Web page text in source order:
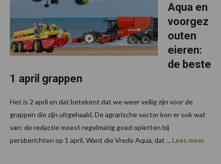
Aqua en
voorgez
outen
eieren:
de beste
1 april grappen
Het is 2 april en dat betekent dat we weer veilig zijn voor de
grappen die zijn uitgehaald. De agrarische sector kon er ook wat
van: de redactie moest regelmatig goed opletten bij
persberichten op 1 april. Want die Vredo Aqua, dat ... Lees meer